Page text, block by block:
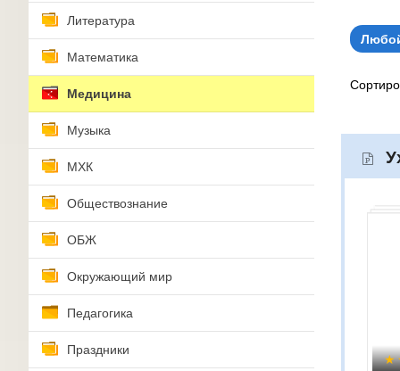
Литература
Математика
Медицина
Музыка
МХК
Обществознание
ОБЖ
Окружающий мир
Педагогика
Праздники